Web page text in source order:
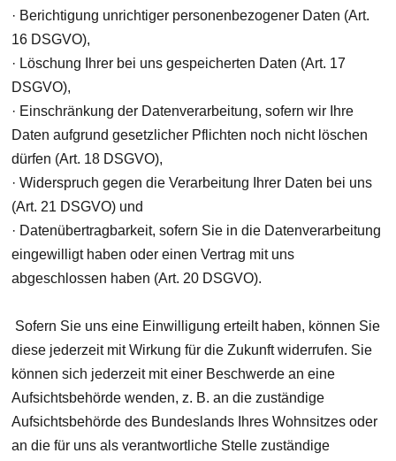
· Berichtigung unrichtiger personenbezogener Daten (Art.
16 DSGVO),
· Löschung Ihrer bei uns gespeicherten Daten (Art. 17
DSGVO),
· Einschränkung der Datenverarbeitung, sofern wir Ihre
Daten aufgrund gesetzlicher Pflichten noch nicht löschen
dürfen (Art. 18 DSGVO),
· Widerspruch gegen die Verarbeitung Ihrer Daten bei uns
(Art. 21 DSGVO) und
· Datenübertragbarkeit, sofern Sie in die Datenverarbeitung
eingewilligt haben oder einen Vertrag mit uns
abgeschlossen haben (Art. 20 DSGVO).
Sofern Sie uns eine Einwilligung erteilt haben, können Sie
diese jederzeit mit Wirkung für die Zukunft widerrufen. Sie
können sich jederzeit mit einer Beschwerde an eine
Aufsichtsbehörde wenden, z. B. an die zuständige
Aufsichtsbehörde des Bundeslands Ihres Wohnsitzes oder
an die für uns als verantwortliche Stelle zuständige